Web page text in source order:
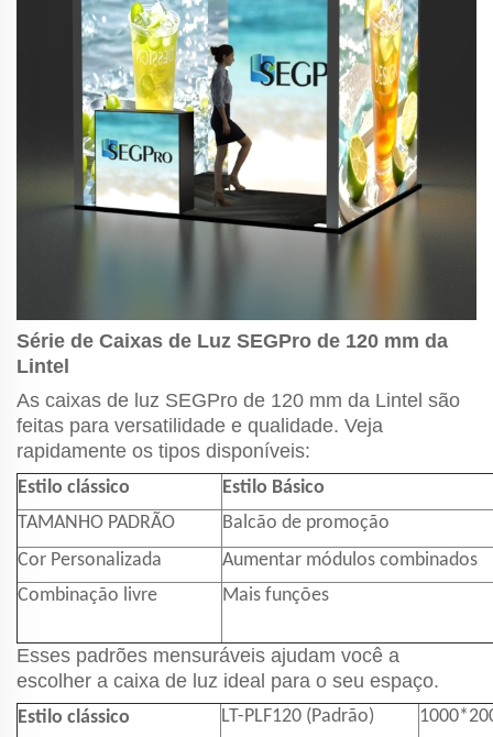
Série de Caixas de Luz SEGPro de 120 mm da
Lintel
As caixas de luz SEGPro de 120 mm da Lintel são
feitas para versatilidade e qualidade. Veja
rapidamente os tipos disponíveis:
Estilo clássico
Estilo Básico
TAMANHO PADRÃO
Balcão de promoção
Cor Personalizada
Aumentar módulos combinados
Combinação livre
Mais funções
Esses padrões mensuráveis ajudam você a
escolher a caixa de luz ideal para o seu espaço.
Estilo clássico LT-PLF120 (Padrão)